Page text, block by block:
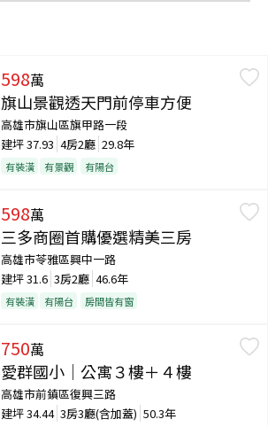
598萬
旗山景觀透天門前停車方便
高雄市旗山區旗甲路一段
建坪37.93 4房2廳 29.8年
有裝潢 有景觀 有陽台
598萬
三多商圈首購優選精美三房
高雄市苓雅區興中一路
建坪31.6 3房2廳 46.6年
有裝潢 有陽台 房間皆有窗
750萬
愛群國小｜公寓３樓＋４樓
高雄市前鎮區復興三路
建坪34.44 3房3廳(含加蓋) 50.3年